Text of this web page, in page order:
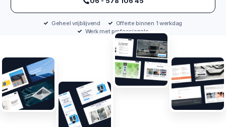
Geheel vrijblijvend
Offerte binnen 1 werkdag
Werk met professionals